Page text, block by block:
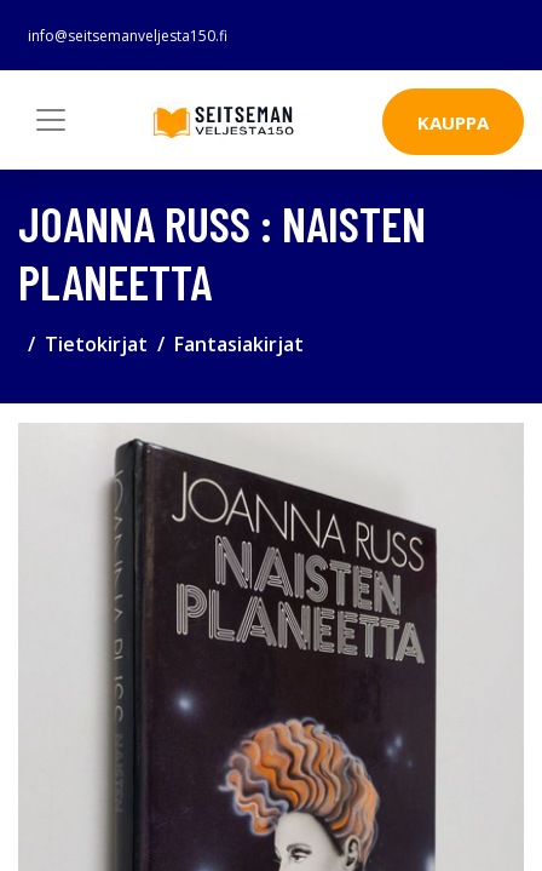
info@seitsemanveljesta150.fi
KAUPPA
JOANNA RUSS : NAISTEN
PLANEETTA
Tietokirjat Fantasiakirjat